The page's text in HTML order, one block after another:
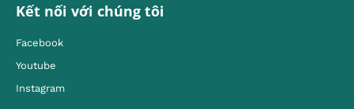
Kết nối với chúng tôi
Facebook
Youtube
Instagram